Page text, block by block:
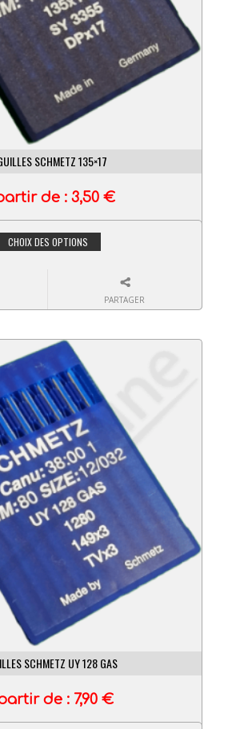
SCHMETZ 135×17
de :3,50€
CHOIX DES OPTIONS
PARTAGER
SCHMETZ UY 128 GAS
de : 7,90 €